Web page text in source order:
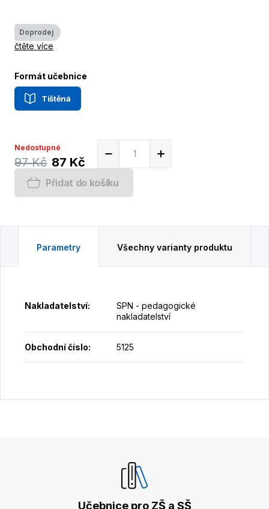
Doprodej
čtěte více
Formát učebnice
Tištěná
Nedostupné
97 Kč 87 Kč
Přidat do košíku
Parametry Všechny varianty produktu
Nakladatelství:
SPN - pedagogické
nakladatelství
Obchodní číslo: 5125
Učebnice pro ZŠ a SŠ